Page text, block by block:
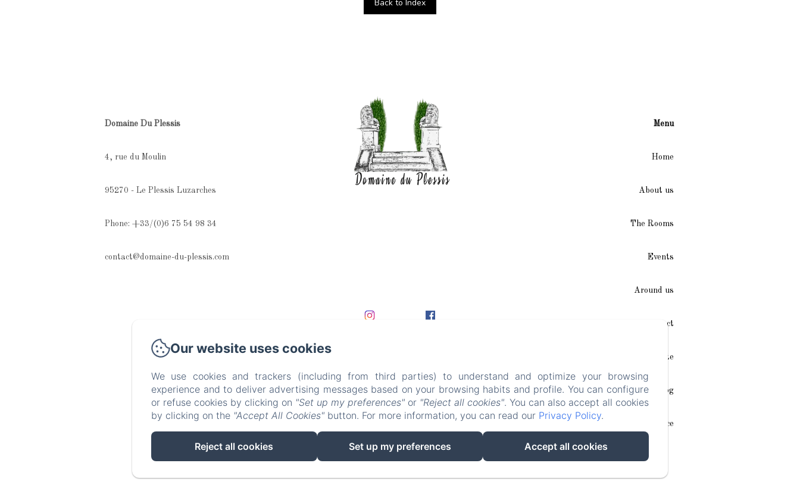
Back to Index
Domaine Du Plessis
4, rue du Moulin
95270 - Le Plessis Luzarches
Phone: +33/(0)6 75 54 98 34
contact@domaine-du-plessis.com
EN FR DE
Menu
Home
About us
The Rooms
Events
Around us
Access / Contact
Plan du site
Blog
Legal notice
Our website uses cookies
We use cookies and trackers (including from third parties) to understand and optimize your browsing
experience and to deliver advertising messages based on your browsing habits and profile. You can configure
or refuse cookies by clicking on "Set up my preferences" or "Reject all cookies". You can also accept all cookies
by clicking on the "Accept All Cookies" button. For more information, you can read our Privacy Policy.
Reject all cookies Set up my preferences Accept all cookies